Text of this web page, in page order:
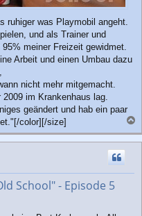
ruhiger was Playmobil angeht.
und als Trainer und
meiner Freizeit gewidmet.
Arbeit und einen Umbau dazu
nicht mehr mitgemacht.
im Krankenhaus lag.
geändert und hab ein paar
color][/size]
a
c
School" - Episode 5